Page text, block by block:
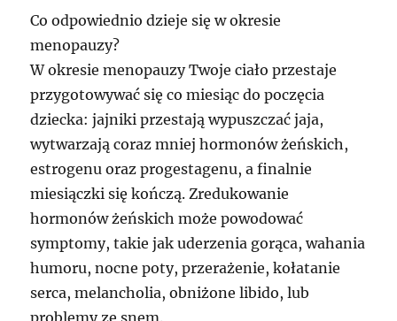
Co odpowiednio dzieje się w okresie
menopauzy?
W okresie menopauzy Twoje ciało przestaje
przygotowywać się co miesiąc do poczęcia
dziecka: jajniki przestają wypuszczać jaja,
wytwarzają coraz mniej hormonów żeńskich,
estrogenu oraz progestagenu, a finalnie
miesiączki się kończą. Zredukowanie
hormonów żeńskich może powodować
symptomy, takie jak uderzenia gorąca, wahania
humoru, nocne poty, przerażenie, kołatanie
serca, melancholia, obniżone libido, lub
problemy ze snem.